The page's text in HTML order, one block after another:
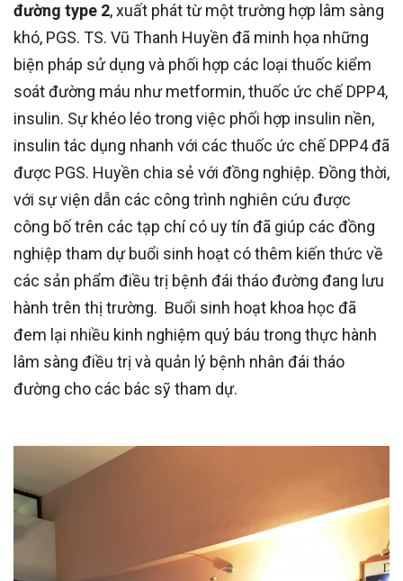
đường type 2, xuất phát từ một trường hợp lâm sàng
khó, PGS. TS. Vũ Thanh Huyền đã minh họa những
biện pháp sử dụng và phối hợp các loại thuốc kiểm
soát đường máu như metformin, thuốc ức chế DPP4,
insulin. Sự khéo léo trong việc phối hợp insulin nền,
insulin tác dụng nhanh với các thuốc ức chế DPP4 đã
được PGS. Huyền chia sẻ với đồng nghiệp. Đồng thời,
với sự viện dẫn các công trình nghiên cứu được
công bố trên các tạp chí có uy tín đã giúp các đồng
nghiệp tham dự buổi sinh hoạt có thêm kiến thức về
các sản phẩm điều trị bệnh đái tháo đường đang lưu
hành trên thị trường. Buổi sinh hoạt khoa học đã
đem lại nhiều kinh nghiệm quý báu trong thực hành
lâm sàng điều trị và quản lý bệnh nhân đái tháo
đường cho các bác sỹ tham dự.